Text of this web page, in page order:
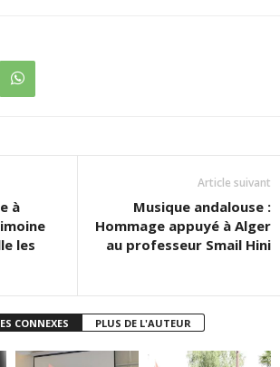
à
les
Article suivant
Musique andalouse :
Hommage appuyé à Alger
au professeur Smail Hini
CONNEXES PLUS DE L'AUTEUR